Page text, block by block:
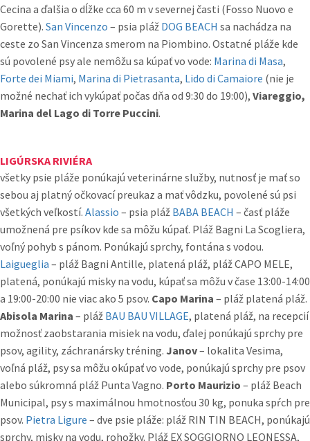
Cecina a ďalšia o dĺžke cca 60 m v severnej časti (Fosso Nuovo e
Gorette). San Vincenzo – psia pláž DOG BEACH sa nachádza na
ceste zo San Vincenza smerom na Piombino. Ostatné pláže kde
sú povolené psy ale nemôžu sa kúpať vo vode: Marina di Masa,
Forte dei Miami, Marina di Pietrasanta, Lido di Camaiore (nie je
možné nechať ich vykúpať počas dňa od 9:30 do 19:00), Viareggio,
Marina del Lago di Torre Puccini.
LIGÚRSKA RIVIÉRA
všetky psie pláže ponúkajú veterinárne služby, nutnosť je mať so
sebou aj platný očkovací preukaz a mať vôdzku, povolené sú psi
všetkých veľkostí. Alassio – psia pláž BABA BEACH – časť pláže
umožnená pre psíkov kde sa môžu kúpať. Pláž Bagni La Scogliera,
voľný pohyb s pánom. Ponúkajú sprchy, fontána s vodou.
Laigueglia – pláž Bagni Antille, platená pláž, pláž CAPO MELE,
platená, ponúkajú misky na vodu, kúpať sa môžu v čase 13:00-14:00
a 19:00-20:00 nie viac ako 5 psov. Capo Marina – pláž platená pláž.
Abisola Marina – pláž BAU BAU VILLAGE, platená pláž, na recepcií
možnosť zaobstarania misiek na vodu, ďalej ponúkajú sprchy pre
psov, agility, záchranársky tréning. Janov– lokalita Vesima,
voľná pláž, psy sa môžu okúpať vo vode, ponúkajú sprchy pre psov
alebo súkromná pláž Punta Vagno. Porto Maurizio – pláž Beach
Municipal, psy s maximálnou hmotnosťou 30 kg, ponuka spŕch pre
psov. Pietra Ligure – dve psie pláže: pláž RIN TIN BEACH, ponúkajú
sprchy, misky na vodu, rohožky. Pláž EX SOGGIORNO LEONESSA,